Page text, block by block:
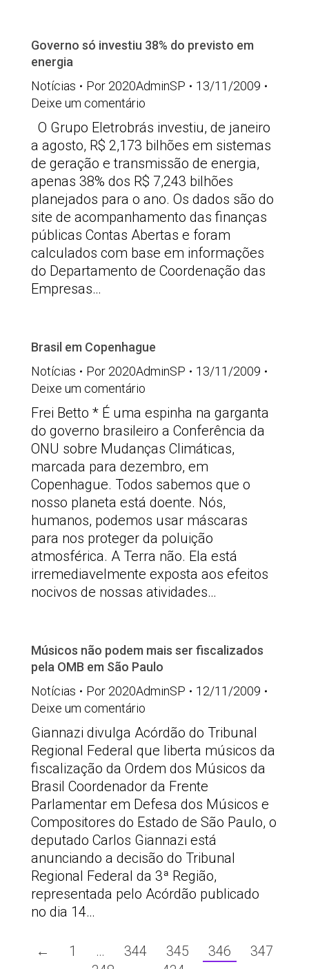
Governo só investiu 38% do previsto em
energia
Notícias
Por 2020AdminSP
13/11/2009
Deixe um comentário
O Grupo Eletrobrás investiu, de janeiro
a agosto, R$ 2,173 bilhões em sistemas
de geração e transmissão de energia,
apenas 38% dos R$ 7,243 bilhões
planejados para o ano. Os dados são do
site de acompanhamento das finanças
públicas Contas Abertas e foram
calculados com base em informações
do Departamento de Coordenação das
Empresas…
Brasil em Copenhague
Notícias
Por 2020AdminSP
13/11/2009
Deixe um comentário
Frei Betto * É uma espinha na garganta
do governo brasileiro a Conferência da
ONU sobre Mudanças Climáticas,
marcada para dezembro, em
Copenhague. Todos sabemos que o
nosso planeta está doente. Nós,
humanos, podemos usar máscaras
para nos proteger da poluição
atmosférica. A Terra não. Ela está
irremediavelmente exposta aos efeitos
nocivos de nossas atividades…
Músicos não podem mais ser fiscalizados
pela OMB em São Paulo
Notícias
Por 2020AdminSP
12/11/2009
Deixe um comentário
Giannazi divulga Acórdão do Tribunal
Regional Federal que liberta músicos da
fiscalização da Ordem dos Músicos da
Brasil Coordenador da Frente
Parlamentar em Defesa dos Músicos e
Compositores do Estado de São Paulo, o
deputado Carlos Giannazi está
anunciando a decisão do Tribunal
Regional Federal da 3ª Região,
representada pelo Acórdão publicado
no dia 14…
← 1 … 344 345 346
347